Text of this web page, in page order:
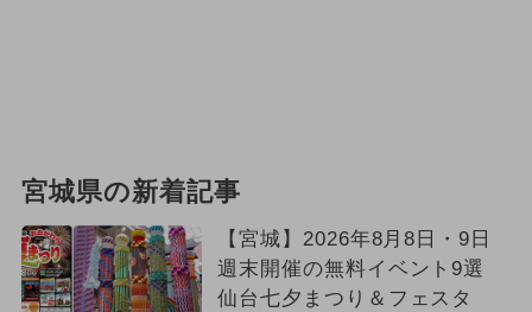
宮城県の新着記事
【宮城】2026年8月8日・9日
週末開催の無料イベント9選
仙台七夕まつり＆フェスタ